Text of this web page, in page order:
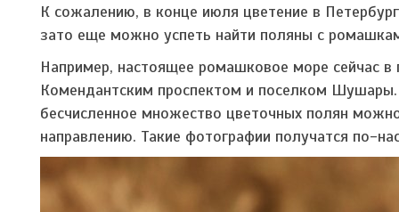
К сожалению, в конце июля цветение в
зато еще можно успеть найти поляны с
Например, настоящее ромашковое море сейчас
Комендантским проспектом и поселком
бесчисленное множество цветочных полян
направлению. Такие фотографии получатся по-